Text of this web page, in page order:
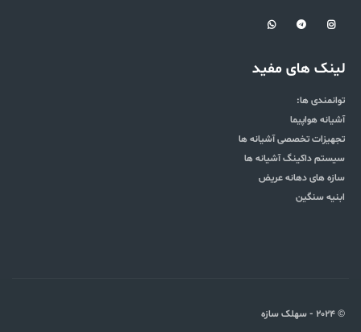
لینک های مفید
توانمندی ها:
آشیانه هواپیما
تجهیزات تخصصی آشیانه ها
سیستم داکینگ آشیانه ها
سازه های دهانه عریض
ابنیه سنگین
© 2024 - سهلک سازه